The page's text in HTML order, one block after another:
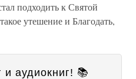
подходить к Святой
утешение и Благодать,
аудиокниг! 📚